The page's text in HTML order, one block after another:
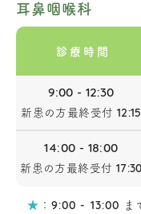
耳鼻咽喉科
診療時間
9:00 - 12:30
新患の方最終受付 12:15
14:00 - 18:00
新患の方最終受付 17:30
★ ：9:00 - 13:00 ま